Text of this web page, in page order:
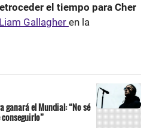
el tiempo para Cher
Liam Gallagher en la
ganará el Mundial: “No sé